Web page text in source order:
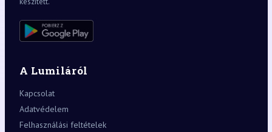
A Lumiláról
Kapcsolat
Adatvédelem
Felhasználási feltételek